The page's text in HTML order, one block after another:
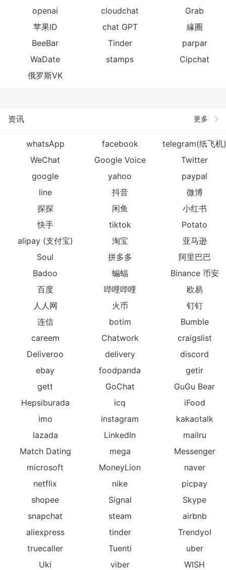
openai
cloudchat
Grab
苹果ID
chat GPT
緣圈
BeeBar
Tinder
parpar
WaDate
stamps
Cipchat
俄罗斯VK
更多
资讯
whatsApp facebook
telegram(纸飞机
WeChat
Google Voice
Twitter
google
yahoo
paypal
line
抖音
微博
探探
闲鱼
小红书
快手
tiktok
Potato
alipay (支付宝)
淘宝
亚马逊
Soul
拼多多
阿里巴巴
Badoo
蝙蝠
Binance 币安
百度
哔哩哔哩
欧易
人人网
火币
钉钉
连信
botim
Bumble
careem
Chatwork
craigslist
Deliveroo
delivery
discord
ebay
foodpanda
getir
gett
GoChat
GuGu Bear
Hepsiburada
icq
iFood
imo
instagram
kakaotalk
lazada
LinkedIn
mailru
Match Dating
mega
Messenger
microsoft
MoneyLion
naver
netflix
nike
picpay
shopee
Signal
Skype
snapchat
steam
airbnb
aliexpress
tinder
Trendyol
truecaller
Tuenti
uber
Uki
viber
WISH